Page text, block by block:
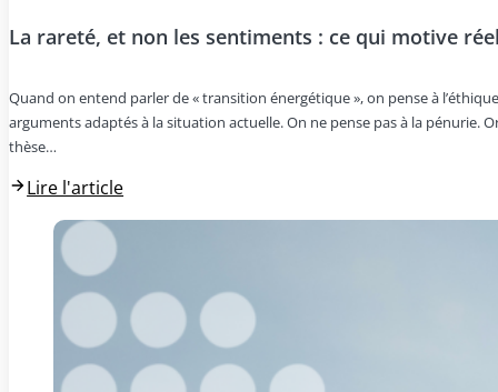
La rareté, et non les sentiments : ce qui motive
Quand on entend parler de « transition énergétique », on pense à
arguments adaptés à la situation actuelle. On ne pense pas à la pénurie.
thèse…
Lire l'article